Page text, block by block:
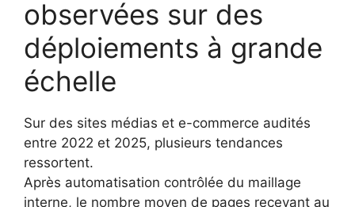
observées sur des
déploiements à grande
échelle
Sur des sites médias et e-commerce audités
entre 2022 et 2025, plusieurs tendances
ressortent.
Après automatisation contrôlée du maillage
interne, le nombre moyen de pages recevant au